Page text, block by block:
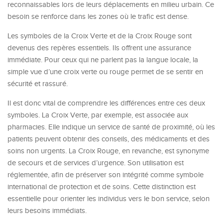
reconnaissables lors de leurs déplacements en milieu urbain. Ce
besoin se renforce dans les zones où le trafic est dense.
Les symboles de la Croix Verte et de la Croix Rouge sont
devenus des repères essentiels. Ils offrent une assurance
immédiate. Pour ceux qui ne parlent pas la langue locale, la
simple vue d’une croix verte ou rouge permet de se sentir en
sécurité et rassuré.
Il est donc vital de comprendre les différences entre ces deux
symboles. La Croix Verte, par exemple, est associée aux
pharmacies. Elle indique un service de santé de proximité, où les
patients peuvent obtenir des conseils, des médicaments et des
soins non urgents. La Croix Rouge, en revanche, est synonyme
de secours et de services d’urgence. Son utilisation est
réglementée, afin de préserver son intégrité comme symbole
international de protection et de soins. Cette distinction est
essentielle pour orienter les individus vers le bon service, selon
leurs besoins immédiats.